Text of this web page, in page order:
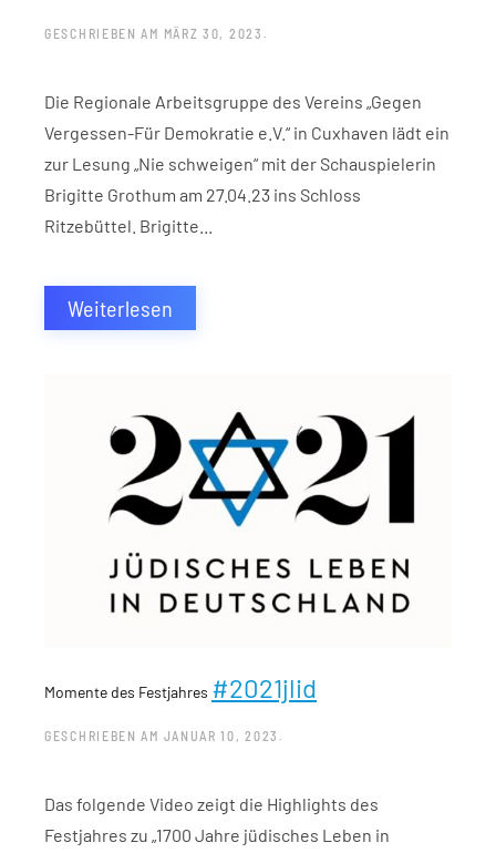
GESCHRIEBEN AM MÄRZ 30, 2023 .
Die Regionale Arbeitsgruppe des Vereins „Gegen
Vergessen-Für Demokratie e.V.“ in Cuxhaven lädt ein
zur Lesung „Nie schweigen“ mit der Schauspielerin
Brigitte Grothum am 27.04.23 ins Schloss
Ritzebüttel. Brigitte...
Weiterlesen
Momente des Festjahres #2021jlid
GESCHRIEBEN AM JANUAR 10, 2023
Das folgende Video zeigt die Highlights des
Festjahres zu „1700 Jahre jüdisches Leben in